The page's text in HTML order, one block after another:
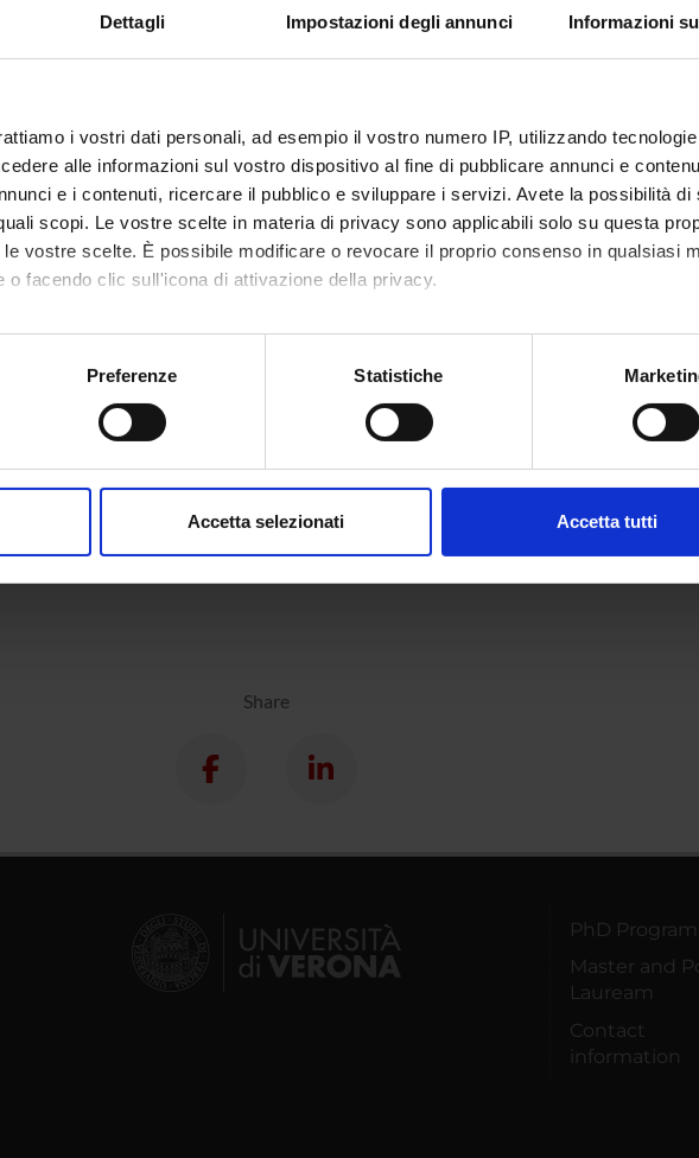
Dettagli Impostazioni degli annunci Informazioni
i vostri dati personali, ad esempio il vostro numero IP, utilizzando
alle informazioni sul vostro dispositivo al fine di pubblicare annunci e
e i contenuti, ricercare il pubblico e sviluppare i servizi. Avete la possibilità di
scopi. Le vostre scelte in materia di privacy sono applicabili solo su questa
vostre scelte. È possibile modificare o revocare il proprio consenso in qualsiasi
o facendo clic sull'icona di attivazione della privacy.
anche:
sulla tua posizione geografica, con un'approssimazione di qualche metro,
in qualsiasi momento dalla Dichiarazione sui cookie.
Preferenze Statistiche
Accetta selezionati Accetta tutti
Share
PhD
Master and
Lauream
Contact
information